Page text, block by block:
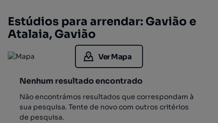
Estúdios para arrendar: Gavião e
Atalaia, Gavião
Ver Mapa
Nenhum resultado encontrado
Não encontrámos resultados que correspondam à
sua pesquisa. Tente de novo com outros critérios
de pesquisa.